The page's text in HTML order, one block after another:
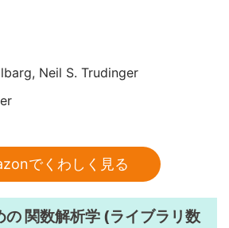
Neil S. Trudinger
でくわしく見る
の 関数解析学 (ライブラリ数